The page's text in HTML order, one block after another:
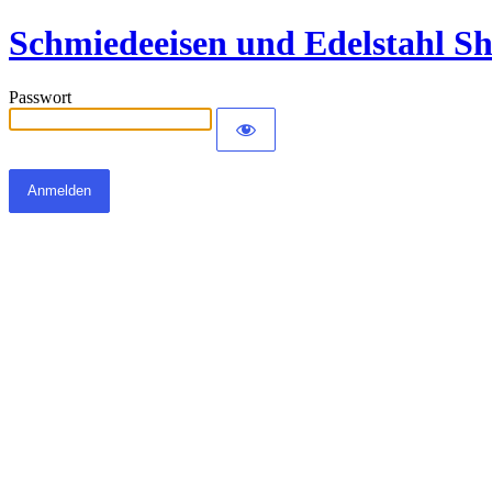
Schmiedeeisen und Edelstahl
Passwort